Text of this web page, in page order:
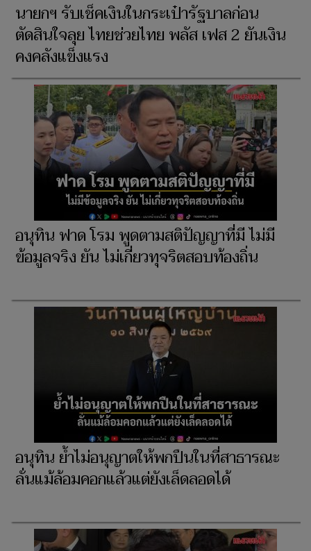
นายกฯ รับเช็คเงินในกระเป๋ารัฐบาลก่อน
ตัดสินใจลุย ไทยช่วยไทย พลัส เฟส 2 ยันเงิน
คงคลังแข็งแรง
อนุทิน ฟาด โรม พูดตามสติปัญญาที่มี ไม่มี
ข้อมูลจริง ยัน ไม่เกี่ยวทุจริตสอบท้องถิ่น
อนุทิน ย้ำไม่อนุญาตให้พกปืนในที่สาธารณะ
ลั่นแม้ล้อมคอกแล้วแต่ยังเล็ดลอดได้